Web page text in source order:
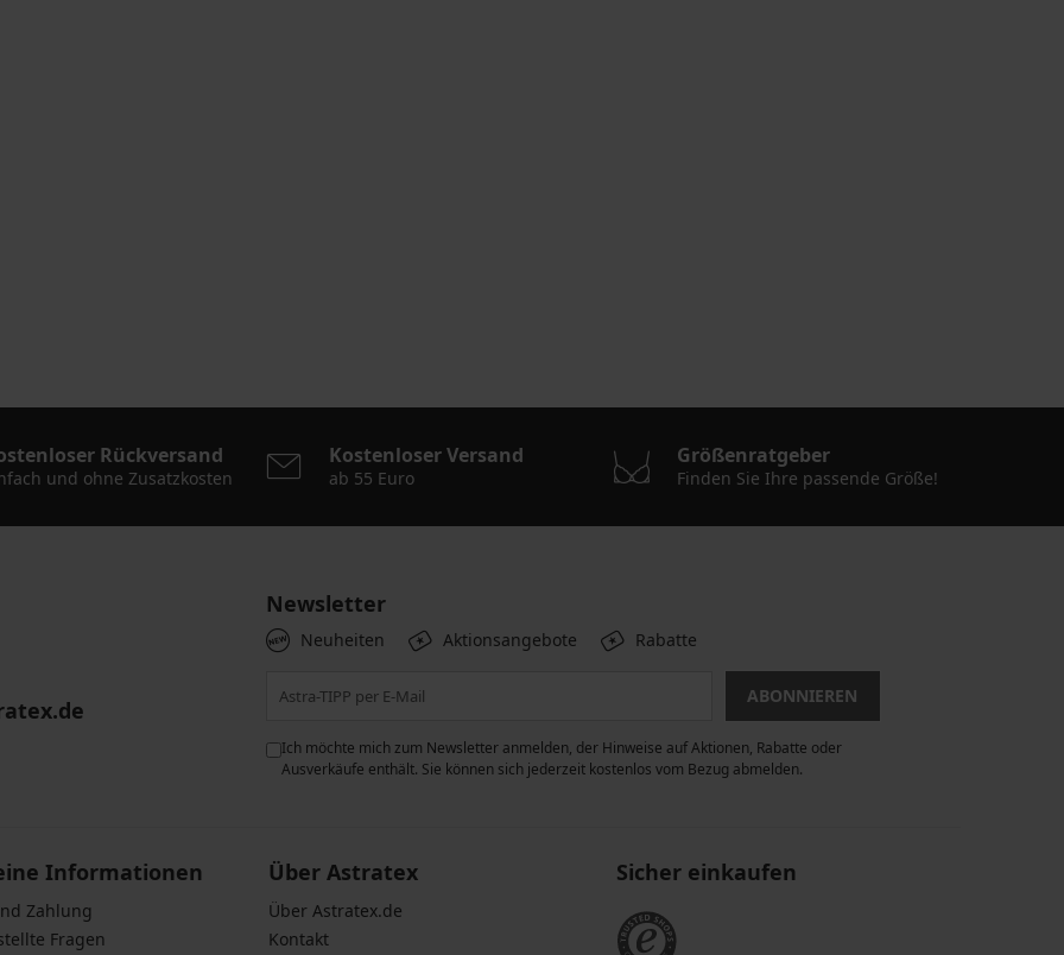
Rückversand
und ohne Zusatzkosten
Kostenloser Versand
ab 55 Euro
Größenratgeber
Finden Sie Ihre passende Größe!
Newsletter
Neuheiten Aktionsangebote Rabatte
ABONNIEREN
Ich möchte mich zum Newsletter anmelden, der Hinweise auf Aktionen, Rabatte oder
Ausverkäufe enthält. Sie können sich jederzeit kostenlos vom Bezug abmelden.
Informationen
Zahlung
Fragen
Über Astratex
Über Astratex.de
Kontakt
Sicher einkaufen